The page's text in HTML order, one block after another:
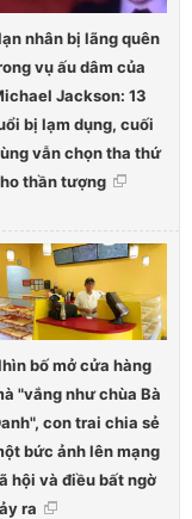
nhân bị lãng quên
vụ ấu dâm của
Jackson: 13
bị lạm dụng, cuối
vẫn chọn tha thứ
thần tượng
bố mở cửa hàng
"vắng như chùa Bà
con trai chia sẻ
bức ảnh lên mạng
hội và điều bất ngờ
ra